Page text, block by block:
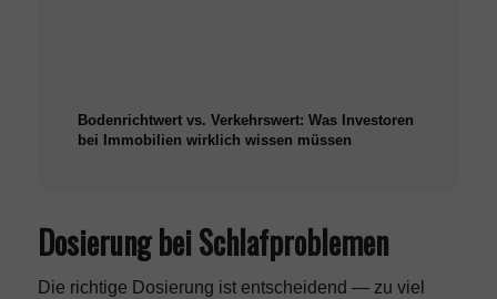
Bodenrichtwert vs. Verkehrswert: Was Investoren
bei Immobilien wirklich wissen müssen
Dosierung bei Schlafproblemen
Die richtige Dosierung ist entscheidend — zu viel